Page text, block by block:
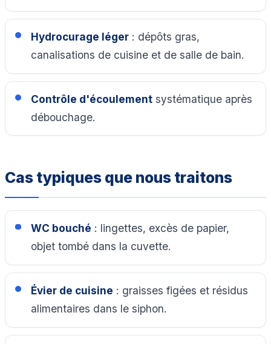
Hydrocurage léger: dépôts gras,
canalisations de cuisine et de salle de bain.
Contrôle d'écoulementsystématique après
débouchage.
Cas typiques que nous traitons
WC bouché : lingettes, excès de papier,
objet tombé dans la cuvette.
Évier de cuisine : graisses figées et résidus
alimentaires dans le siphon.